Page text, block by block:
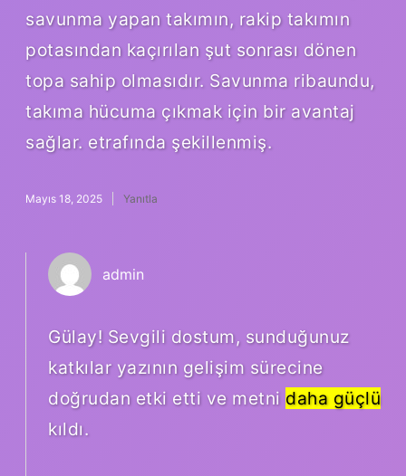
savunma yapan takımın, rakip takımın
potasından kaçırılan şut sonrası dönen
topa sahip olmasıdır. Savunma ribaundu,
takıma hücuma çıkmak için bir avantaj
sağlar. etrafında şekillenmiş.
Mayıs 18, 2025 Yanıtla
admin
Gülay! Sevgili dostum, sunduğunuz
katkılar yazının gelişim sürecine
doğrudan etki etti ve metni daha güçlü
kıldı.